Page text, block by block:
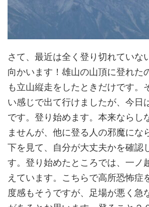
さて、最近は全く登り切れていな
向かいます！雄山の山頂に登れた
も立山縦走をしたときだけです。
い感じで出て行けましたが、今日
です。登り始めます。本来ならし
ませんが、他に登る人の邪魔にな
下を見て、自分が大丈夫かを確認
す。登り始めたところでは、一ノ
えています。こちらで高所恐怖症
度感もそうですが、足場が悪く急